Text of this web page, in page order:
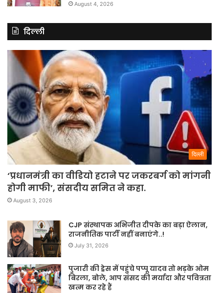
August 4, 2026
दिल्ली
दिल्ली
‘प्रधानमंत्री का वीडियो हटाने पर जकरबर्ग को मांगनी
होगी माफी’, संसदीय समित ने कहा.
August 3, 2026
CJP संस्थापक अभिजीत दीपके का बड़ा ऐलान,
राजनीतिक पार्टी नहीं बनाएंगे..!
July 31, 2026
पुजारी की ड्रेस में पहुंचे पप्पू यादव तो भड़के ओम
बिरला, बोले, आप संसद की मर्यादा और पवित्रता
खत्म कर रहे हैं